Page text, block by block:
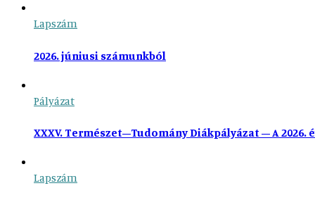
Lapszám
2026. júniusi számunkból
Pályázat
XXXV. Természet–Tudomány Diákpályázat – A
Lapszám